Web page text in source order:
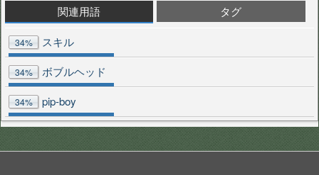
関連用語
タグ
34% スキル
34% ボブルヘッド
34% pip-boy